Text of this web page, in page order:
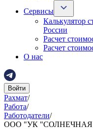
Сервисы
Калькулятор
России
Расчет
Расчет
О нас
Войти
Рахмат/
Работа/
Работодатели/
ООО "УК